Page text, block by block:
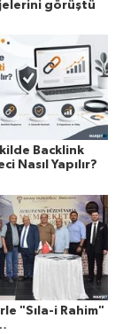
görüştü
Backlink
Nasıl Yapılır?
"Sıla-i Rahim"